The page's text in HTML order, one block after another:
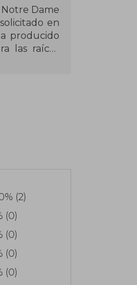
Notre Dame
en
producido
las raíces
(2)
(0)
(0)
(0)
(0)